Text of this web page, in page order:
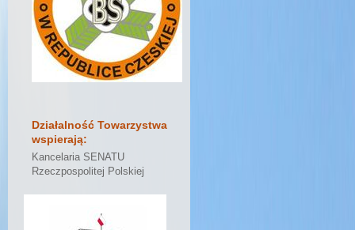
Działalność Towarzystwa
wspierają:
Kancelaria SENATU
Rzeczpospolitej Polskiej